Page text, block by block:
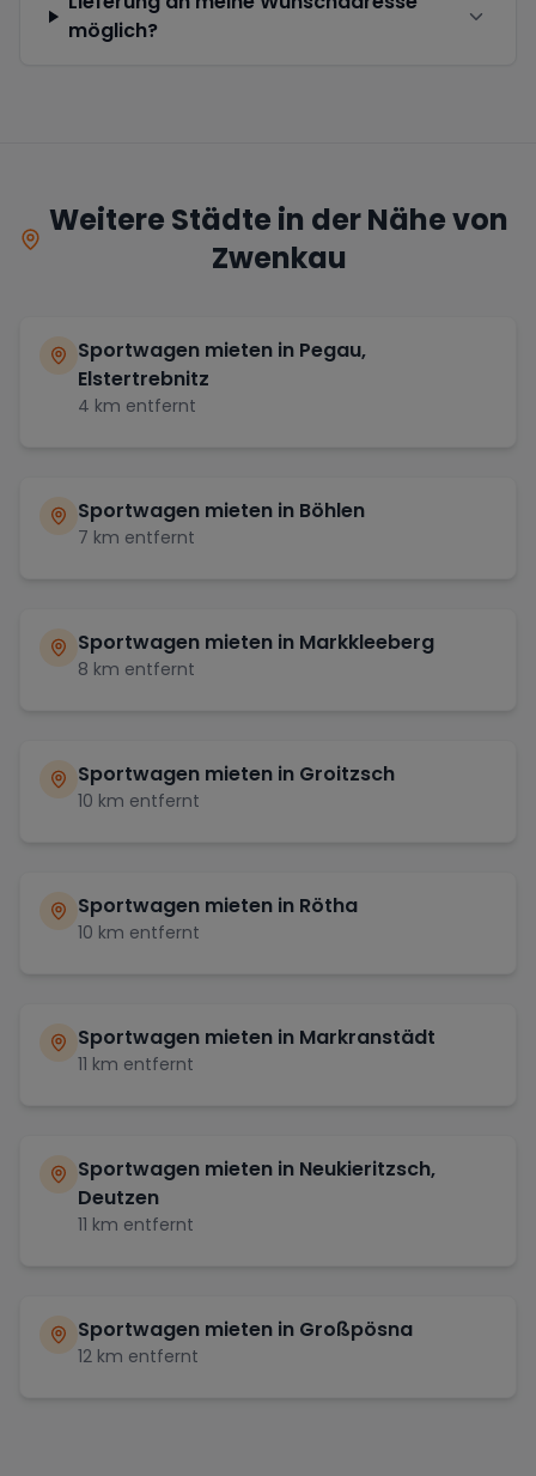
möglich?
Weitere Städte in der Nähe von
Zwenkau
Sportwagen mieten in Pegau,
Elstertrebnitz
4 km entfernt
Sportwagen mieten in Böhlen
7 km entfernt
Sportwagen mieten in Markkleeberg
8 km entfernt
Sportwagen mieten in Groitzsch
10 km entfernt
Sportwagen mieten in Rötha
10 km entfernt
Sportwagen mieten in Markranstädt
11 km entfernt
Sportwagen mieten in Neukieritzsch,
Deutzen
11 km entfernt
Sportwagen mieten in Großpösna
12 km entfernt